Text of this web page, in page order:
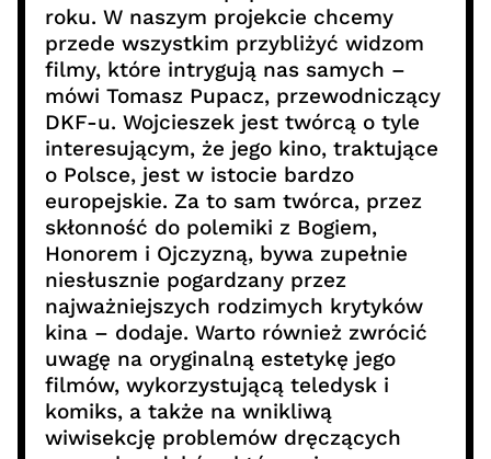
roku. W naszym projekcie chcemy
przede wszystkim przybliżyć widzom
filmy, które intrygują nas samych –
mówi Tomasz Pupacz, przewodniczący
DKF-u. Wojcieszek jest twórcą o tyle
interesującym, że jego kino, traktujące
o Polsce, jest w istocie bardzo
europejskie. Za to sam twórca, przez
skłonność do polemiki z Bogiem,
Honorem i Ojczyzną, bywa zupełnie
niesłusznie pogardzany przez
najważniejszych rodzimych krytyków
kina – dodaje. Warto również zwrócić
uwagę na oryginalną estetykę jego
filmów, wykorzystującą teledysk i
komiks, a także na wnikliwą
wiwisekcję problemów dręczących